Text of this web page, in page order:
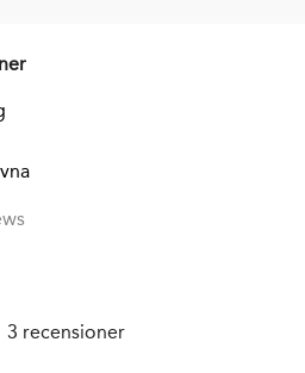
3 recensioner